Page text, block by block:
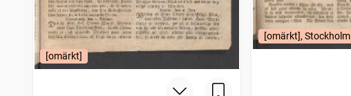
[omärkt]
[omärkt], Stockholm